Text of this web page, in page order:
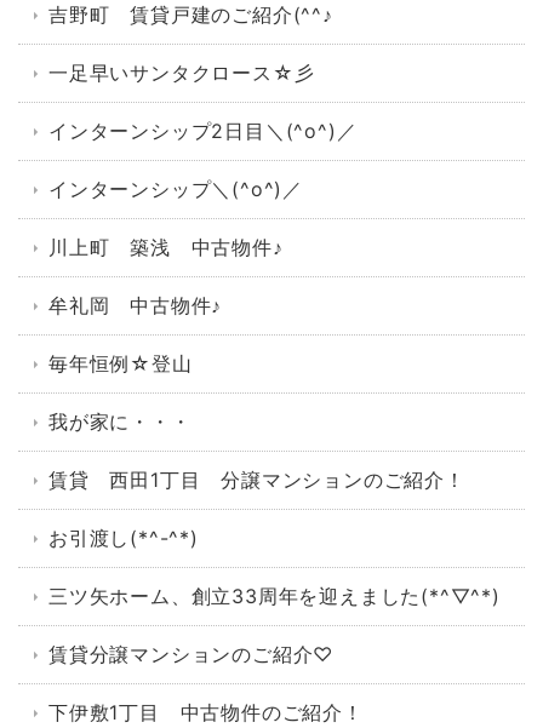
吉野町 賃貸戸建のご紹介(^^♪
一足早いサンタクロース☆彡
インターンシップ2日目＼(^o^)／
インターンシップ＼(^o^)／
川上町 築浅 中古物件♪
牟礼岡 中古物件♪
毎年恒例☆登山
我が家に・・・
賃貸 西田1丁目 分譲マンションのご紹介！
お引渡し(*^-^*)
三ツ矢ホーム、創立33周年を迎えました(*^▽^*)
賃貸分譲マンションのご紹介♡
下伊敷1丁目 中古物件のご紹介！